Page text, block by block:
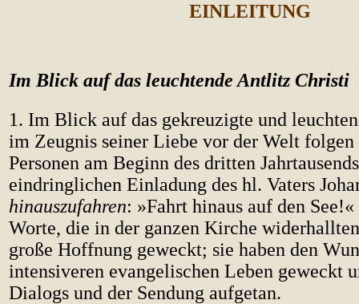
EINLEITUNG
Im Blick auf das leuchtende Antlitz Christi
1. Im Blick auf das gekreuzigte und
im Zeugnis seiner Liebe vor der Welt
Personen am Beginn des dritten
eindringlichen Einladung des hl. Vaters
hinauszufahren: »Fahrt hinaus auf den See!«
Worte, die in der ganzen Kirche
große Hoffnung geweckt; sie haben den
intensiveren evangelischen Leben geweckt
Dialogs und der Sendung aufgetan.